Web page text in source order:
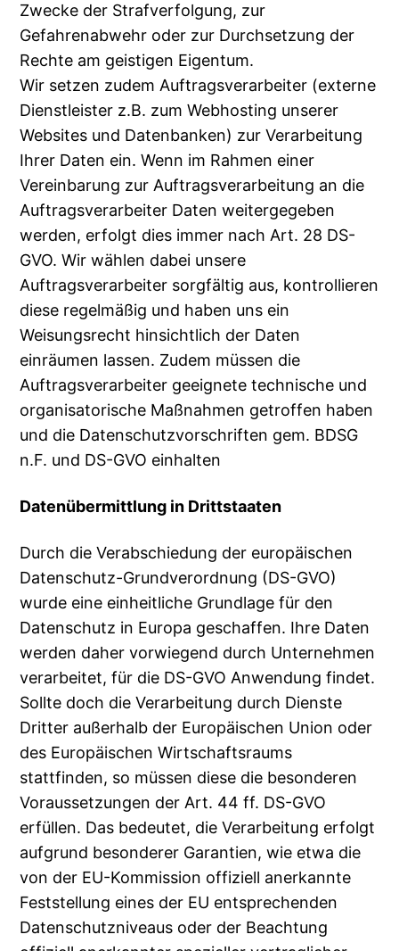
Zwecke der Strafverfolgung, zur
Gefahrenabwehr oder zur Durchsetzung der
Rechte am geistigen Eigentum.
Wir setzen zudem Auftragsverarbeiter (externe
Dienstleister z.B. zum Webhosting unserer
Websites und Datenbanken) zur Verarbeitung
Ihrer Daten ein. Wenn im Rahmen einer
Vereinbarung zur Auftragsverarbeitung an die
Auftragsverarbeiter Daten weitergegeben
werden, erfolgt dies immer nach Art. 28 DS-
GVO. Wir wählen dabei unsere
Auftragsverarbeiter sorgfältig aus, kontrollieren
diese regelmäßig und haben uns ein
Weisungsrecht hinsichtlich der Daten
einräumen lassen. Zudem müssen die
Auftragsverarbeiter geeignete technische und
organisatorische Maßnahmen getroffen haben
und die Datenschutzvorschriften gem. BDSG
n.F. und DS-GVO einhalten
Datenübermittlung in Drittstaaten
Durch die Verabschiedung der europäischen
Datenschutz-Grundverordnung (DS-GVO)
wurde eine einheitliche Grundlage für den
Datenschutz in Europa geschaffen. Ihre Daten
werden daher vorwiegend durch Unternehmen
verarbeitet, für die DS-GVO Anwendung findet.
Sollte doch die Verarbeitung durch Dienste
Dritter außerhalb der Europäischen Union oder
des Europäischen Wirtschaftsraums
stattfinden, so müssen diese die besonderen
Voraussetzungen der Art. 44 ff. DS-GVO
erfüllen. Das bedeutet, die Verarbeitung erfolgt
aufgrund besonderer Garantien, wie etwa die
von der EU-Kommission offiziell anerkannte
Feststellung eines der EU entsprechenden
Datenschutzniveaus oder der Beachtung